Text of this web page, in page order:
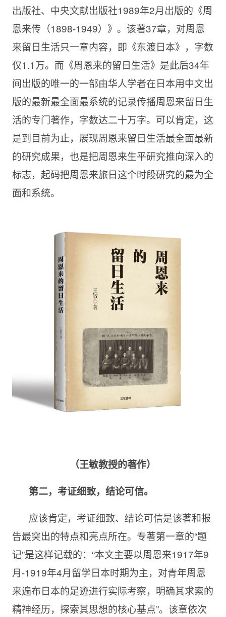
出版社、中央文献出版社1989年2月出版的《周
恩来传（1898-1949）》。该著37章，对周恩
来留日生活只一章内容，即《东渡日本》，字数
仅1.1万。而《周恩来的留日生活》是此后34年
间出版的唯一的一部由华人学者在日本用中文出
版的最新最全面最系统的记录传播周恩来留日生
活的专门著作，字数达二十万字。可以肯定，这
是到目前为止，展现周恩来留日生活最全面最新
的研究成果，也是把周恩来生平研究推向深入的
标志，起码把周恩来旅日这个时段研究的最为全
面和系统。
（王敏教授的著作）
第二，考证细致，结论可信。
应该肯定，考证细致、结论可信是该著和报
告最突出的特点和亮点所在。专著第一章的“题
记”是这样记载的：“本文主要以周恩来1917年9
月-1919年4月留学日本时期为主，对青年周恩
来遍布日本的足迹进行实际考察，明确其求索的
精神经历，探索其思想的核心基点”。该章依次